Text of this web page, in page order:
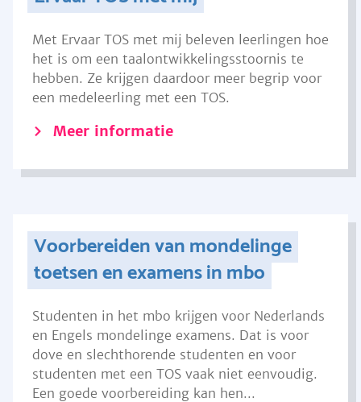
Met Ervaar TOS met mij beleven leerlingen hoe
het is om een taalontwikkelingsstoornis te
hebben. Ze krijgen daardoor meer begrip voor
een medeleerling met een TOS.
Meer informatie
Voorbereiden van mondelinge
toetsen en examens in mbo
Studenten in het mbo krijgen voor Nederlands
en Engels mondelinge examens. Dat is voor
dove en slechthorende studenten en voor
studenten met een TOS vaak niet eenvoudig.
Een goede voorbereiding kan hen...